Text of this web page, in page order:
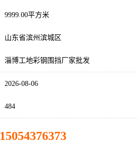
9999.00平方米
山东省滨州滨城区
淄博工地彩钢围挡厂家批发
2026-08-06
484
15054376373